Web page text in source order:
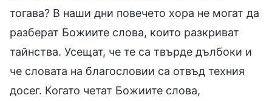
тогава? В наши дни повечето хора не могат да
разберат Божиите слова, които разкриват
тайнства. Усещат, че те са твърде дълбоки и
че словата на благословии са отвъд техния
досег. Когато четат Божиите слова,